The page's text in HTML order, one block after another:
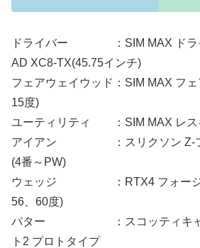
ドライバー ：SIM MAX ドラ
AD XC8‐TX(45.75インチ)
フェアウェイウッド：SIM MAX フ
15度)
ユーティリティ ：SIM MAX レス
アイアン ：スリクソン Z-フ
(4番～PW)
ウェッジ ：RTX4 フォージド
56、60度)
パター ：スコッティキャメ
ト2 プロトタイプ